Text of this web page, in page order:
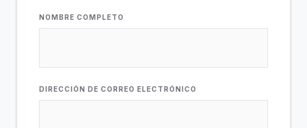
NOMBRE COMPLETO
DIRECCIÓN DE CORREO ELECTRÓNICO